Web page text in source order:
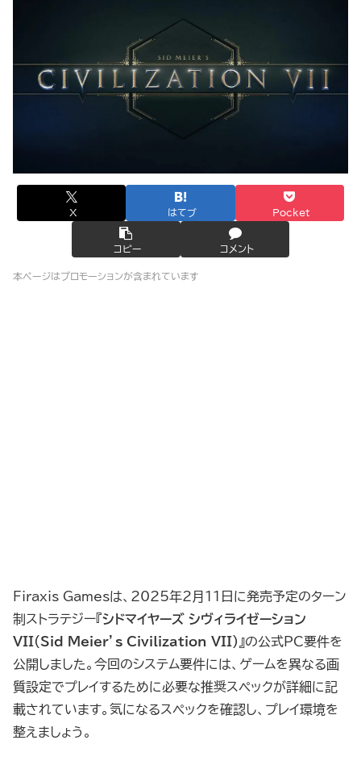
X はてブ Pocket
コピー コメント
本ページはプロモーションが含まれています
Firaxis Gamesは、2025年2月11日に発売予定のターン
制ストラテジー『シドマイヤーズ シヴィライゼーション
VII（Sid Meier’s Civilization VII） 』の公式PC要件を
公開しました。今回のシステム要件には、ゲームを異なる画
質設定でプレイするために必要な推奨スペックが詳細に記
載されています。気になるスペックを確認し、プレイ環境を
整えましょう。